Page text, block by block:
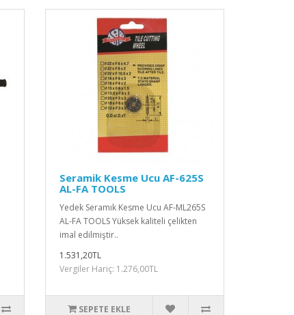
Seramik Kesme Ucu AF-625S
AL-FA TOOLS
Yedek Seramık Kesme Ucu AF-ML265S
AL-FA TOOLS Yüksek kaliteli çelikten
imal edilmiştir..
1.531,20TL
Vergiler Hariç: 1.276,00TL
SEPETE EKLE